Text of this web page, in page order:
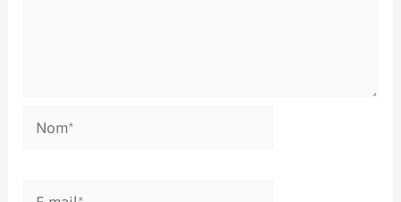
Nom*